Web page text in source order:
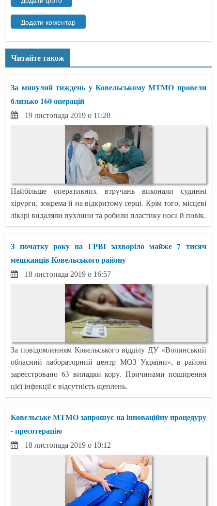
Читайте також
За минулий тиждень у Ковельському МТМО провели
близько 160 операцій
19 листопада 2019 о 11:20
Найбільше оперативних втручань виконали судинні
хірурги, зокрема й на відкритому серці. Крім того, місцеві
лікарі видаляли пухлини та робили пластику носа й повік.
З початку року на ГРВІ захворіло майже 7 тисяч
мешканців Ковельського району
18 листопада 2019 о 16:57
За повідомленням Ковельського відділу ДУ «Волинський
обласний лабораторний центр МОЗ України», в районі
зареєстровано 63 випадки кору. Причинами поширення
цієї інфекції є відсутність щеплень.
Ковельське МТМО запрошує на інноваційну процедуру
- пресотерапію
18 листопада 2019 о 10:12